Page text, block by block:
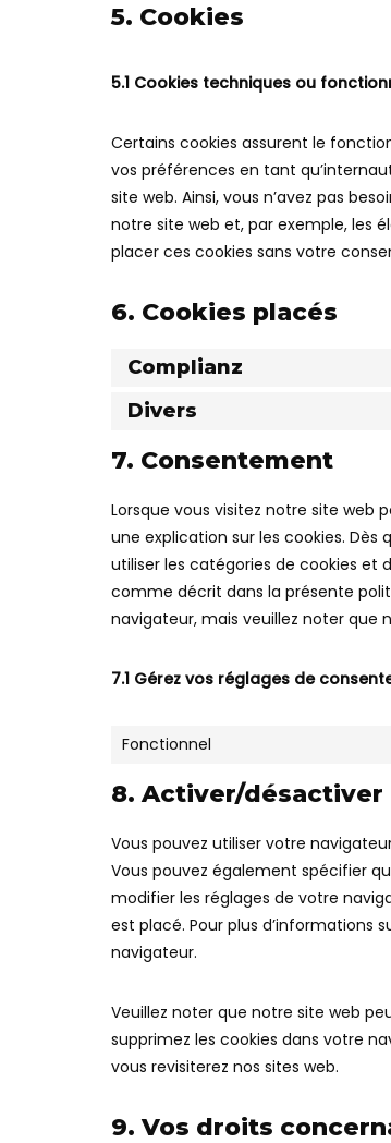
5. Cookies
5.1 Cookies techniques ou
Certains cookies assurent le
vos préférences en tant
site web. Ainsi, vous n’avez pas
notre site web et, par exemple, les
placer ces cookies sans votre
6. Cookies placés
Complianz
Divers
7. Consentement
Lorsque vous visitez notre site web
une explication sur les cookies. Dès
utiliser les catégories de cookies et
comme décrit dans la présente
navigateur, mais veuillez noter
7.1 Gérez vos réglages de
Fonctionnel
8. Activer/
Vous pouvez utiliser votre
Vous pouvez également spécifier
modifier les réglages de votre
est placé. Pour plus d’informations
navigateur.
Veuillez noter que notre site web
supprimez les cookies dans votre
vous revisiterez nos sites web.
9. Vos droits